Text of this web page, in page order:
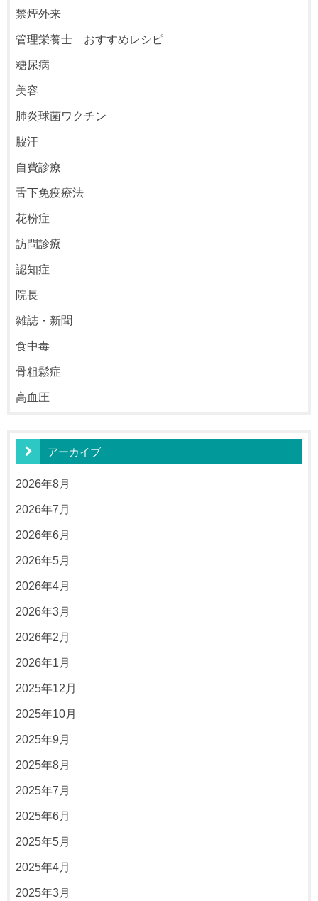
禁煙外来
管理栄養士 おすすめレシピ
糖尿病
美容
肺炎球菌ワクチン
脇汗
自費診療
舌下免疫療法
花粉症
訪問診療
認知症
院長
雑誌・新聞
食中毒
骨粗鬆症
高血圧
アーカイブ
2026年8月
2026年7月
2026年6月
2026年5月
2026年4月
2026年3月
2026年2月
2026年1月
2025年12月
2025年10月
2025年9月
2025年8月
2025年7月
2025年6月
2025年5月
2025年4月
2025年3月